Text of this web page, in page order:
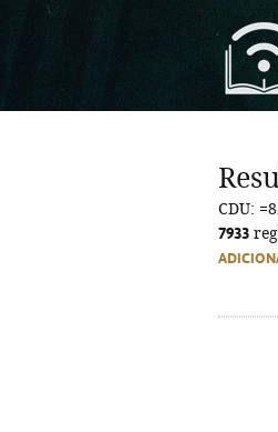
CDU:
7933